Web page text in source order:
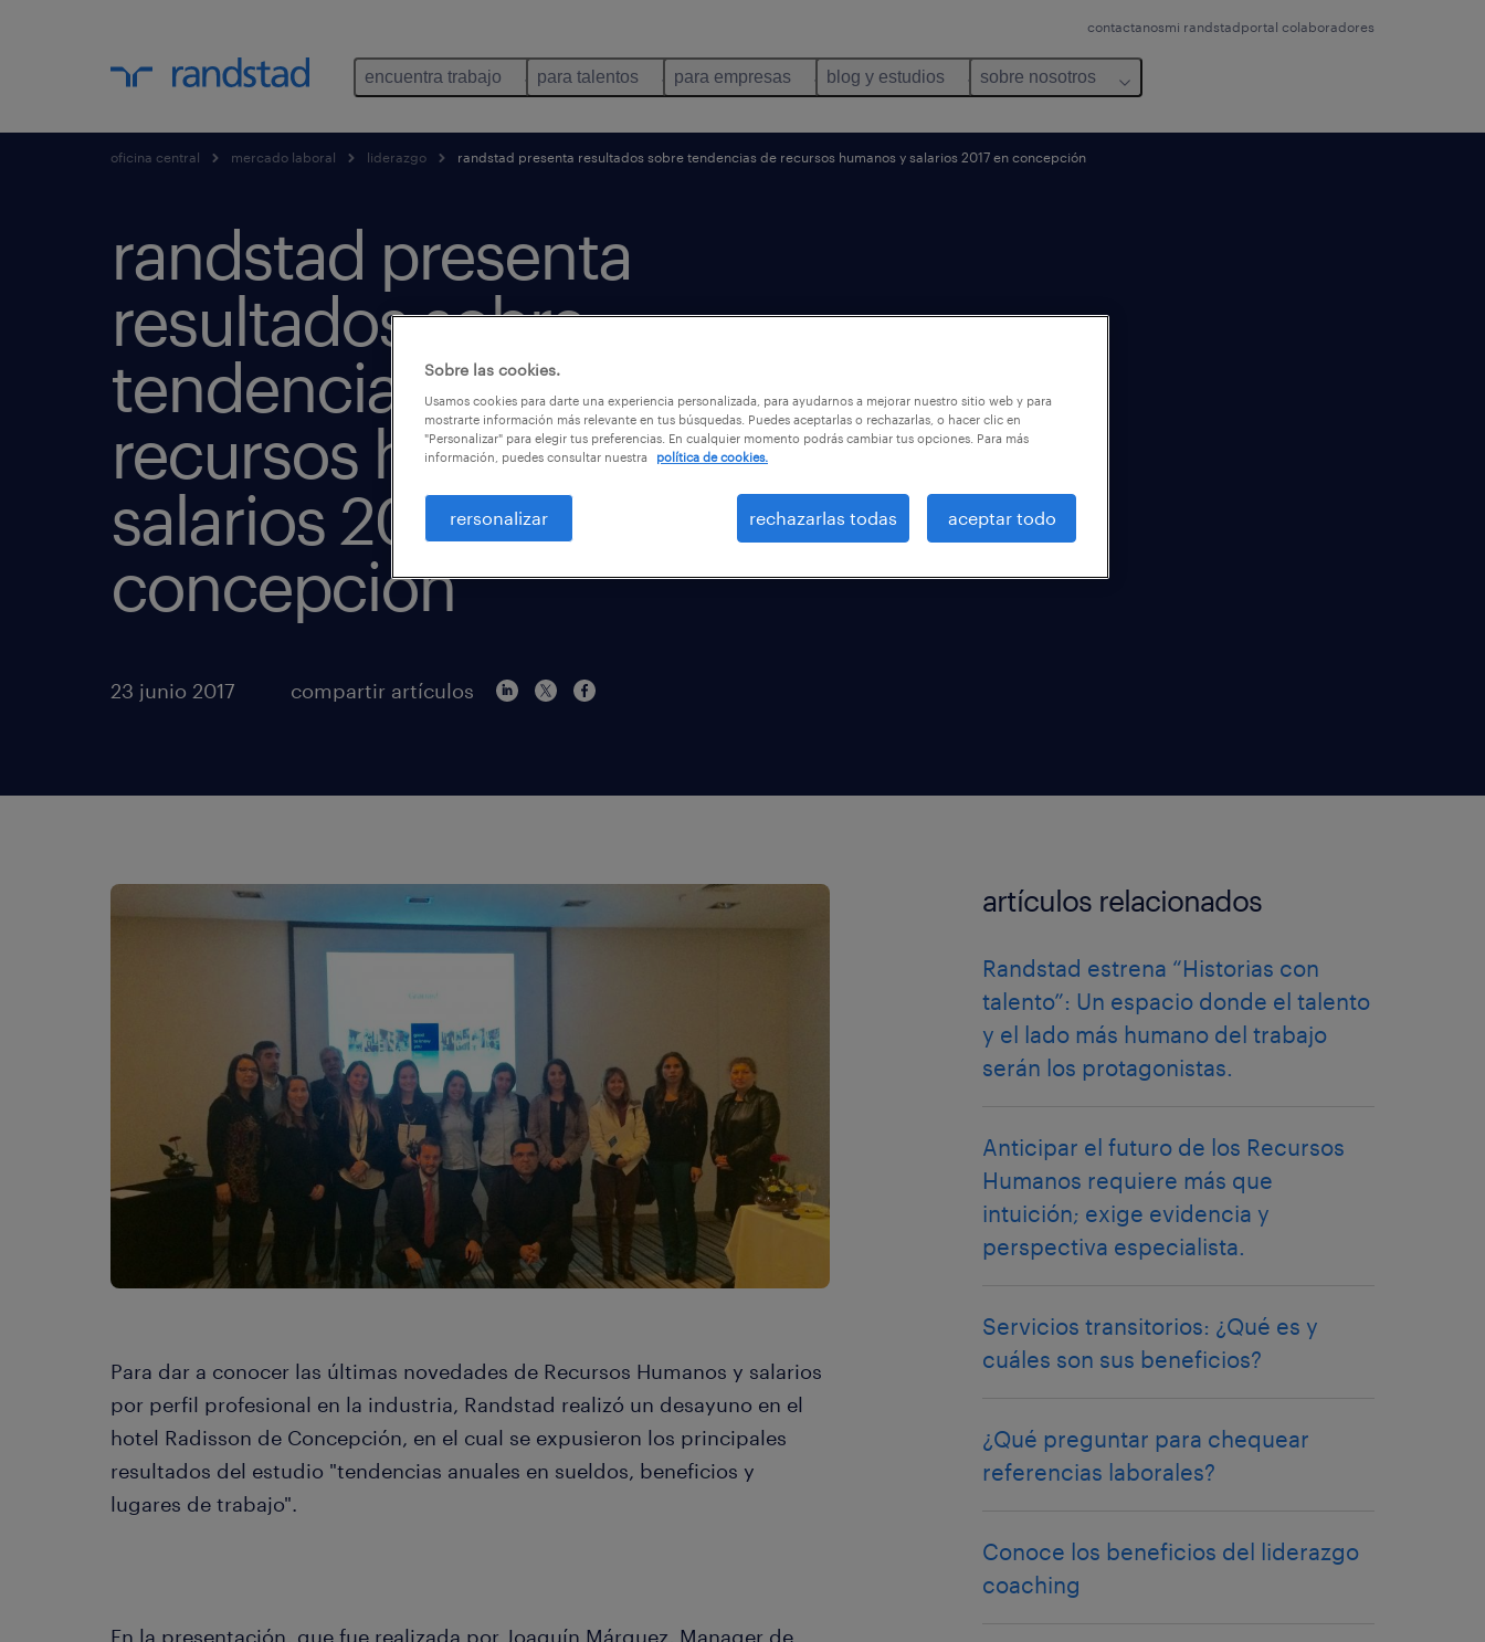
contactanosmi randstadportal colaboradores
encuentra trabajo para talentos para empresas blog y estudios sobre nosotros
oficina central mercado laboral liderazgo randstad presenta resultados sobre tendencias de recursos humanos y salarios 2017 en concepción
randstad presenta
resultados sobre
tendencias de
recursos humanos y
salarios 2017 en
concepción
23 junio 2017 compartir artículos
Para dar a conocer las últimas novedades de Recursos Humanos y salarios
por perfil profesional en la industria, Randstad realizó un desayuno en el
hotel Radisson de Concepción, en el cual se expusieron los principales
resultados del estudio "tendencias anuales en sueldos, beneficios y
lugares de trabajo".
En la presentación, que fue realizada por Joaquín Márquez, Manager de
artículos relacionados
Randstad estrena “Historias con
talento”: Un espacio donde el talento
y el lado más humano del trabajo
serán los protagonistas.
Anticipar el futuro de los Recursos
Humanos requiere más que
intuición; exige evidencia y
perspectiva especialista.
Servicios transitorios: ¿Qué es y
cuáles son sus beneficios?
¿Qué preguntar para chequear
referencias laborales?
Conoce los beneficios del liderazgo
coaching
Sobre las cookies.
Usamos cookies para darte una experiencia personalizada, para ayudarnos a mejorar nuestro sitio web y para
mostrarte información más relevante en tus búsquedas. Puedes aceptarlas o rechazarlas, o hacer clic en
"Personalizar" para elegir tus preferencias. En cualquier momento podrás cambiar tus opciones. Para más
información, puedes consultar nuestra
política de cookies.
rersonalizar rechazarlas todas aceptar todo